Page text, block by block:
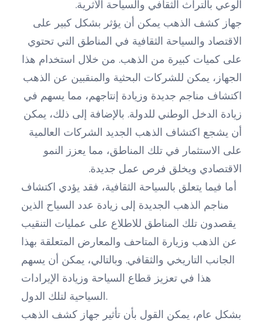
الوعي بالتراث الثقافي والسياحة الأثرية.
جهاز كشف الذهب يمكن أن يؤثر بشكل كبير على
الاقتصاد والسياحة الثقافية في المناطق التي تحتوي
على كميات كبيرة من الذهب. من خلال استخدام هذا
الجهاز، يمكن للشركات البحثية والمنقبين عن الذهب
اكتشاف مناجم جديدة وزيادة إنتاجهم، مما يسهم في
زيادة الدخل الوطني للدولة. بالإضافة إلى ذلك، يمكن
أن يشجع اكتشاف الذهب الجديد الشركات العالمية
على الاستثمار في تلك المناطق، مما يعزز النمو
الاقتصادي ويخلق فرص عمل جديدة.
أما فيما يتعلق بالسياحة الثقافية، فقد يؤدي اكتشاف
مناجم الذهب الجديدة إلى زيادة عدد السياح الذين
يقصدون تلك المناطق للاطلاع على عمليات التنقيب
عن الذهب وزيارة المتاحف والمعارض المتعلقة بهذا
الجانب التاريخي والثقافي. وبالتالي، يمكن أن يسهم
هذا في تعزيز قطاع السياحة وزيادة الإيرادات
السياحية لتلك الدول.
بشكل عام، يمكن القول بأن تأثير جهاز كشف الذهب